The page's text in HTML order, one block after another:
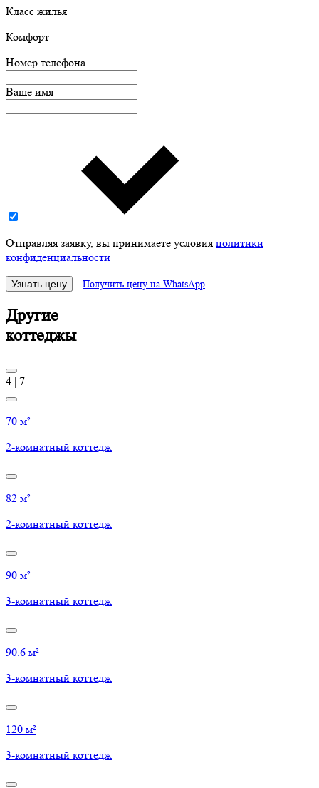
Класс жилья
Комфорт
Номер телефона
Ваше имя
Отправляя заявку, вы принимаете условия политики
конфиденциальности
Узнать цену Получить цену на WhatsApp
Другие
коттеджы
4 | 7
70 м²
2-комнатный коттедж
82 м²
2-комнатный коттедж
90 м²
3-комнатный коттедж
90.6 м²
3-комнатный коттедж
120 м²
3-комнатный коттедж